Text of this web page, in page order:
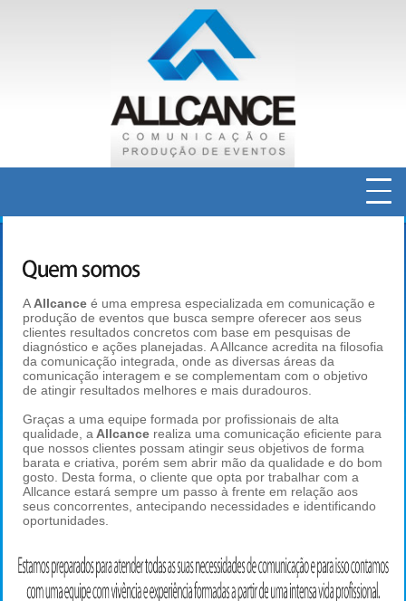
QUEM SOMOS
SERVIÇOS EM COMUNICAÇÃO
PRODUÇÃO DE EVENTOS
CONTATO
A Allcanceé uma empresa especializada em comunicação e
produção de eventos que busca sempre oferecer aos seus
clientes resultados concretos com base em pesquisas de
diagnóstico e ações planejadas. A Allcance acredita na filosofia
da comunicação integrada, onde as diversas áreas da
comunicação interagem e se complementam com o objetivo
de atingir resultados melhores e mais duradouros.
Graças a uma equipe formada por profissionais de alta
qualidade, a Allcancerealiza uma comunicação eficiente para
que nossos clientes possam atingir seus objetivos de forma
barata e criativa, porém sem abrir mão da qualidade e do bom
gosto. Desta forma, o cliente que opta por trabalhar com a
Allcance estará sempre um passo à frente em relação aos
seus concorrentes, antecipando necessidades e identificando
oportunidades.